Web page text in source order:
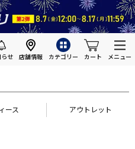
らせ 店舗情報 カテゴリー カート メニュー
ース アウトレット
ーツ